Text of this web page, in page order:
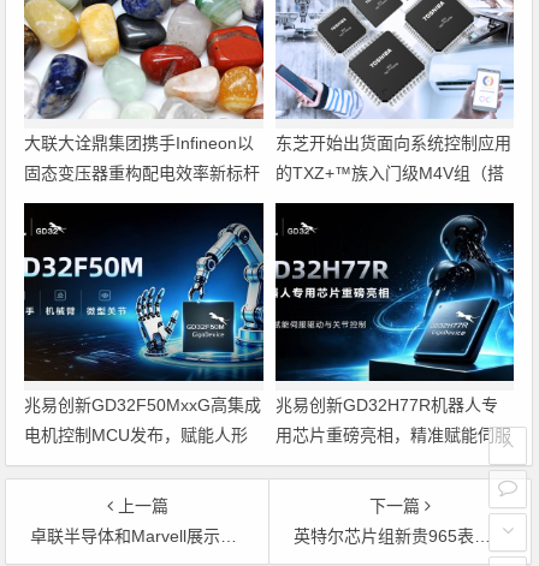
大联大诠鼎集团携手Infineon以
固态变压器重构配电效率新标杆
东芝开始出货面向系统控制应用
的TXZ+™族入门级M4V组（搭
载Arm Cortex‑M4内核的标准微
控制器）工程样品
兆易创新GD32F50MxxG高集成
电机控制MCU发布，赋能人形
机器人关节驱动革新
兆易创新GD32H77R机器人专
用芯片重磅亮相，精准赋能伺服
驱动与关节控制
上一篇
卓联半导体和Marvell展示新Ethernet方案
下一篇
英特尔芯片组新贵965表现受人关注